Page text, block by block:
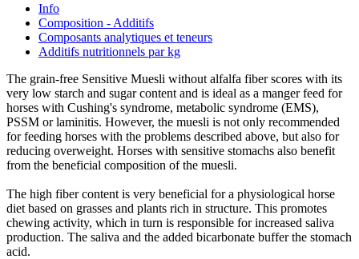
Info
Composition - Additifs
Composants analytiques et teneurs
Additifs nutritionnels par kg
The grain-free Sensitive Muesli without alfalfa fiber scores with its
very low starch and sugar content and is ideal as a manger feed for
horses with Cushing's syndrome, metabolic syndrome (EMS),
PSSM or laminitis. However, the muesli is not only recommended
for feeding horses with the problems described above, but also for
reducing overweight. Horses with sensitive stomachs also benefit
from the beneficial composition of the muesli.
The high fiber content is very beneficial for a physiological horse
diet based on grasses and plants rich in structure. This promotes
chewing activity, which in turn is responsible for increased saliva
production. The saliva and the added bicarbonate buffer the stomach
acid.